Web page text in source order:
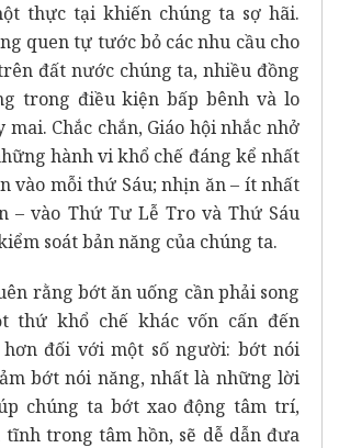
thực tại khiến chúng ta sợ hãi.
quen tự tước bỏ các nhu cầu cho
đất nước chúng ta, nhiều đồng
trong điều kiện bấp bênh và lo
mai. Chắc chắn, Giáo hội nhắc nhở
hành vi khổ chế đáng kể nhất
vào mỗi thứ Sáu; nhịn ăn – ít nhất
– vào Thứ Tư Lễ Tro và Thứ Sáu
soát bản năng của chúng ta.
rằng bớt ăn uống cần phải song
thứ khổ chế khác vốn cấn đến
đối với một số người: bớt nói
bớt nói năng, nhất là những lời
chúng ta bớt xao động tâm trí,
trong tâm hồn, sẽ dễ dẫn đưa